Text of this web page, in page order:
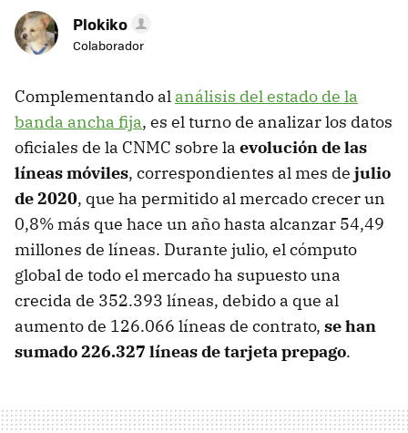
Plokiko
Colaborador
Complementando al análisis del estado de la
banda ancha fija, es el turno de analizar los datos
oficiales de la CNMC sobre la evolución de las
líneas móviles, correspondientes al mes de julio
de 2020, que ha permitido al mercado crecer un
0,8% más que hace un año hasta alcanzar 54,49
millones de líneas. Durante julio, el cómputo
global de todo el mercado ha supuesto una
crecida de 352.393 líneas, debido a que al
aumento de 126.066 líneas de contrato, se han
sumado 226.327 líneas de tarjeta prepago.